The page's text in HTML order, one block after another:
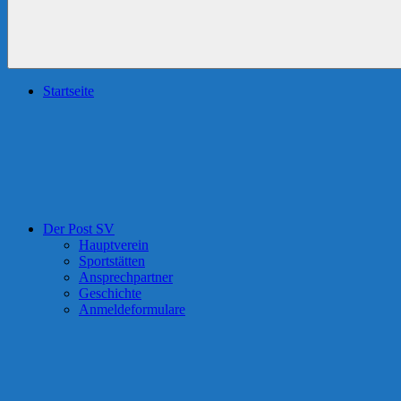
Startseite
Der Post SV
Hauptverein
Sportstätten
Ansprechpartner
Geschichte
Anmeldeformulare